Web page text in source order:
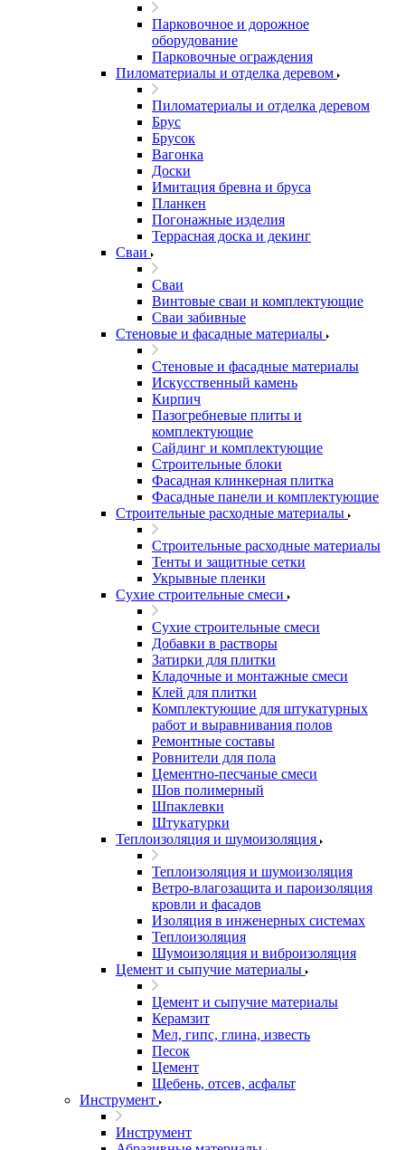
Парковочное и дорожное
оборудование
Парковочные ограждения
Пиломатериалы и отделка деревом
Пиломатериалы и отделка деревом
Брус
Брусок
Вагонка
Доски
Имитация бревна и бруса
Планкен
Погонажные изделия
Террасная доска и декинг
Сваи
Сваи
Винтовые сваи и комплектующие
Сваи забивные
Стеновые и фасадные материалы
Стеновые и фасадные материалы
Искусственный камень
Кирпич
Пазогребневые плиты и
комплектующие
Сайдинг и комплектующие
Строительные блоки
Фасадная клинкерная плитка
Фасадные панели и комплектующие
Строительные расходные материалы
Строительные расходные материалы
Тенты и защитные сетки
Укрывные пленки
Сухие строительные смеси
Сухие строительные смеси
Добавки в растворы
Затирки для плитки
Кладочные и монтажные смеси
Клей для плитки
Комплектующие для штукатурных
работ и выравнивания полов
Ремонтные составы
Ровнители для пола
Цементно-песчаные смеси
Шов полимерный
Шпаклевки
Штукатурки
Теплоизоляция и шумоизоляция
Теплоизоляция и шумоизоляция
Ветро-влагозащита и пароизоляция
кровли и фасадов
Изоляция в инженерных системах
Теплоизоляция
Шумоизоляция и виброизоляция
Цемент и сыпучие материалы
Цемент и сыпучие материалы
Керамзит
Мел, гипс, глина, известь
Песок
Цемент
Щебень, отсев, асфальт
Инструмент
Инструмент